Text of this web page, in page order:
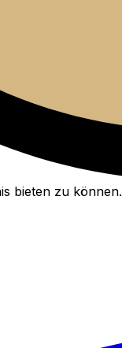
bieten zu können.